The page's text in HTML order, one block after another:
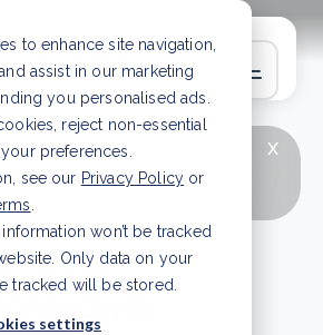
to enhance site navigation,
assist in our marketing
you personalised ads.
reject non-essential
preferences.
see our Privacy Policy or
won’t be tracked
Only data on your
tracked will be stored.
settings
x
CSRD en uw positie als
er in 2026?Lees
over